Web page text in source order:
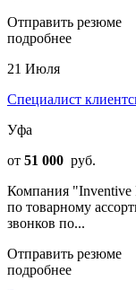
Отправить резюме
подробнее
21 Июля
Специалист
Уфа
от 51 000 руб.
Компания "Inventive
по товарному
звонков по...
Отправить резюме
подробнее